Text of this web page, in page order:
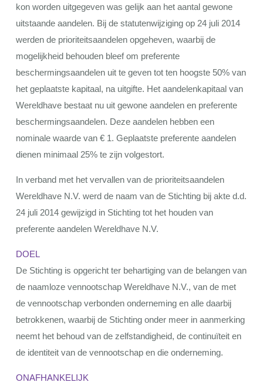
kon worden uitgegeven was gelijk aan het aantal gewone
uitstaande aandelen. Bij de statutenwijziging op 24 juli 2014
werden de prioriteitsaandelen opgeheven, waarbij de
mogelijkheid behouden bleef om preferente
beschermingsaandelen uit te geven tot ten hoogste 50% van
het geplaatste kapitaal, na uitgifte. Het aandelenkapitaal van
Wereldhave bestaat nu uit gewone aandelen en preferente
beschermingsaandelen. Deze aandelen hebben een
nominale waarde van € 1. Geplaatste preferente aandelen
dienen minimaal 25% te zijn volgestort.
In verband met het vervallen van de prioriteitsaandelen
Wereldhave N.V. werd de naam van de Stichting bij akte d.d.
24 juli 2014 gewijzigd in Stichting tot het houden van
preferente aandelen Wereldhave N.V.
DOEL
De Stichting is opgericht ter behartiging van de belangen van
de naamloze vennootschap Wereldhave N.V., van de met
de vennootschap verbonden onderneming en alle daarbij
betrokkenen, waarbij de Stichting onder meer in aanmerking
neemt het behoud van de zelfstandigheid, de continuïteit en
de identiteit van de vennootschap en die onderneming.
ONAFHANKELIJK